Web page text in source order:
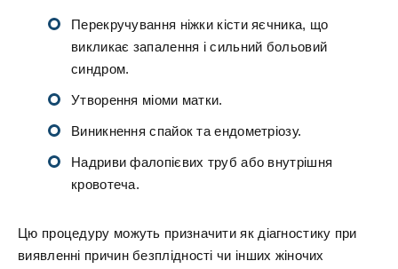
Перекручування ніжки кісти яєчника, що
викликає запалення і сильний больовий
синдром.
Утворення міоми матки.
Виникнення спайок та ендометріозу.
Надриви фалопієвих труб або внутрішня
кровотеча.
Цю процедуру можуть призначити як діагностику при
виявленні причин безплідності чи інших жіночих